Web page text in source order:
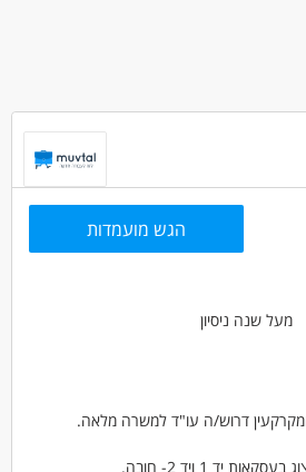
הגש מועמדות
מעל שנה ניסיון
דרוש/ה עו"ד למשרה מלאה.
יד 1 ויד 2- חובה.